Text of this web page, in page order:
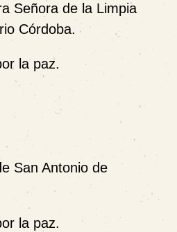
Señora de la Limpia
Córdoba.
la paz.
San Antonio de
la paz.